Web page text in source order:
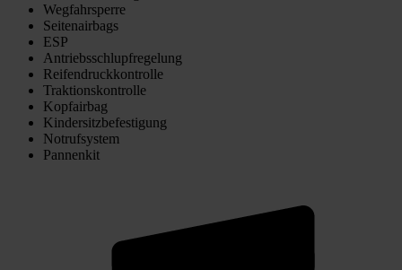
Wegfahrsperre
Seitenairbags
ESP
Antriebsschlupfregelung
Reifendruckkontrolle
Traktionskontrolle
Kopfairbag
Kindersitzbefestigung
Notrufsystem
Pannenkit